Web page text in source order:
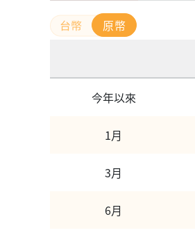
原幣
今年以來
1月
3月
6月